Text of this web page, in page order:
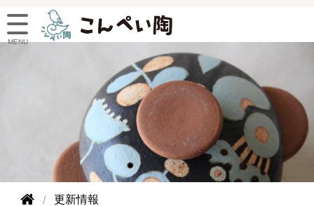
更新情報